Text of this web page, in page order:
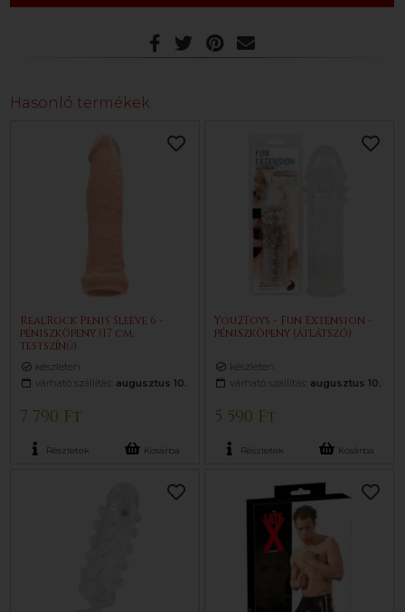
Hasonló termékek
RealRock Penis Sleeve 6 -
péniszköpeny (17 cm,
testszínű)
készleten
várható szállítás: augusztus 10.
7 790 Ft
Részletek Kosárba
You2Toys - Fun Extension -
péniszköpeny (átlátszó)
készleten
várható szállítás: augusztus 10.
5 590 Ft
Részletek Kosárba